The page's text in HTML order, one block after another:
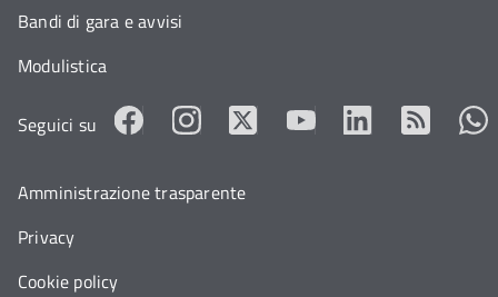
Bandi di gara e avvisi
Modulistica
Seguici su
Amministrazione trasparente
Privacy
Cookie policy